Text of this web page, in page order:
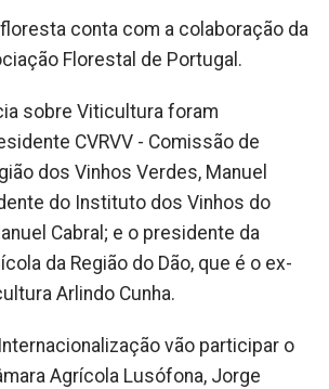
conta com a colaboração da
Florestal de Portugal.
sobre Viticultura foram
CVRVV - Comissão de
dos Vinhos Verdes, Manuel
do Instituto dos Vinhos do
Cabral; e o presidente da
da Região do Dão, que é o ex-
Arlindo Cunha.
vão participar o
Agrícola Lusófona, Jorge